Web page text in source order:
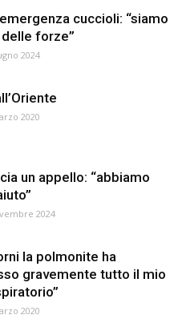
cuccioli: “siamo
forze”
2024
2020
un appello: “abbiamo
2024
la polmonite ha
gravemente tutto il mio
2020